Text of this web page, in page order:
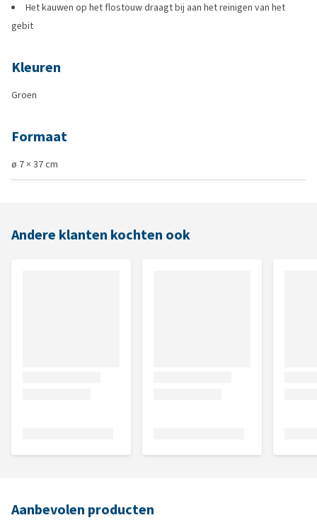
Het kauwen op het flostouw draagt bij aan het reinigen van het
gebit
Kleuren
Groen
Formaat
ø 7 × 37 cm
Andere klanten kochten ook
Aanbevolen producten